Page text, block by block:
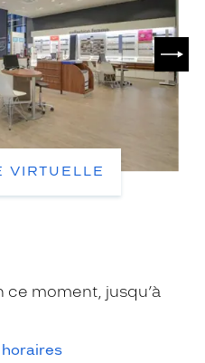
VIRTUELLE
ce moment, jusqu’à